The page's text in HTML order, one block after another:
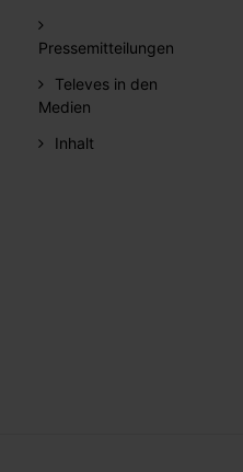
Pressemitteilungen
Televes in den
Medien
Inhalt